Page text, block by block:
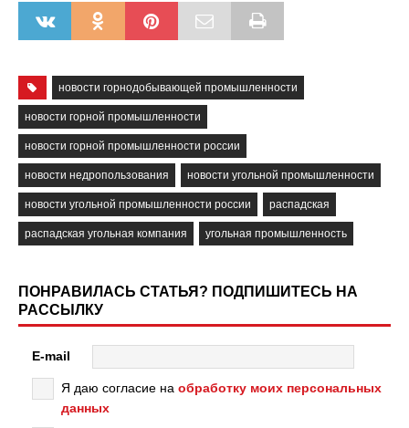
новости горнодобывающей промышленности
новости горной промышленности
новости горной промышленности россии
новости недропользования новости угольной промышленности
новости угольной промышленности россии распадская
распадская угольная компания угольная промышленность
ПОНРАВИЛАСЬ СТАТЬЯ? ПОДПИШИТЕСЬ НА
РАССЫЛКУ
E-mail
Я даю согласие на обработку моих персональных
данных